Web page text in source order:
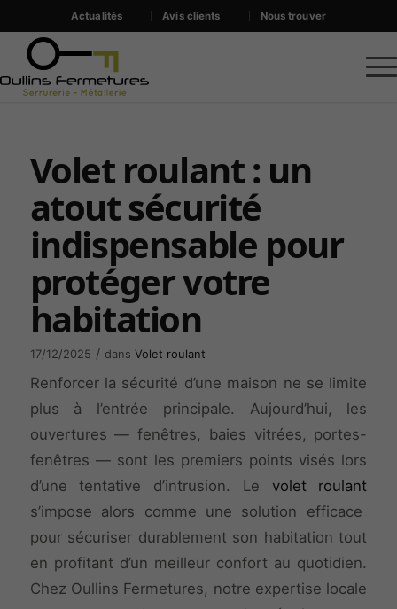
Actualités Avis clients Nous trouver
Volet roulant : un
atout sécurité
indispensable pour
protéger votre
habitation
17/12/2025 / dans Volet roulant
Renforcer la sécurité d’une maison ne se limite
plus à l’entrée principale. Aujourd’hui, les
ouvertures — fenêtres, baies vitrées, portes-
fenêtres — sont les premiers points visés lors
d’une tentative d’intrusion. Le volet roulant
s’impose alors comme une solution efficace
pour sécuriser durablement son habitation tout
en profitant d’un meilleur confort au quotidien.
Chez Oullins Fermetures, notre expertise locale